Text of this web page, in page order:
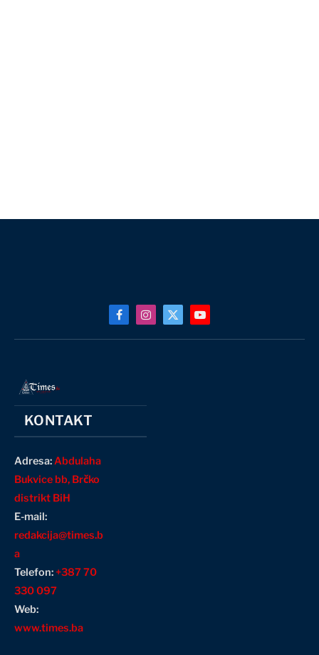
FacebookInstagram
X
(Twitter)
YouTube
KONTAKT
Adresa:Abdulaha
Bukvice bb, Brčko
distrikt BiH
E-mail:
redakcija@times.b
a
Telefon:+387 70
330 097
Web:
www.times.ba